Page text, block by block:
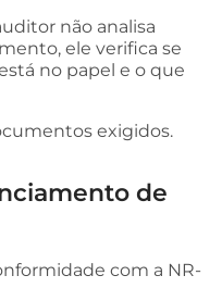
não analisa
ele verifica se
no papel e o que
exigidos.
de
com a NR-